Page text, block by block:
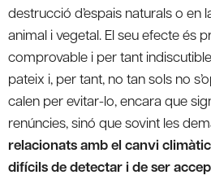
destrucció d’espais naturals o en
animal i vegetal. El seu efecte és
comprovable i per tant
pateix i, per tant, no tan sols no
calen per evitar-lo, encara que
renúncies, sinó que sovint les
relacionats amb el canvi
difícils de detectar i de ser